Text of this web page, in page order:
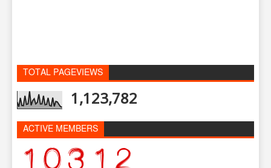
TOTAL PAGEVIEWS
1,123,782
ACTIVE MEMBERS